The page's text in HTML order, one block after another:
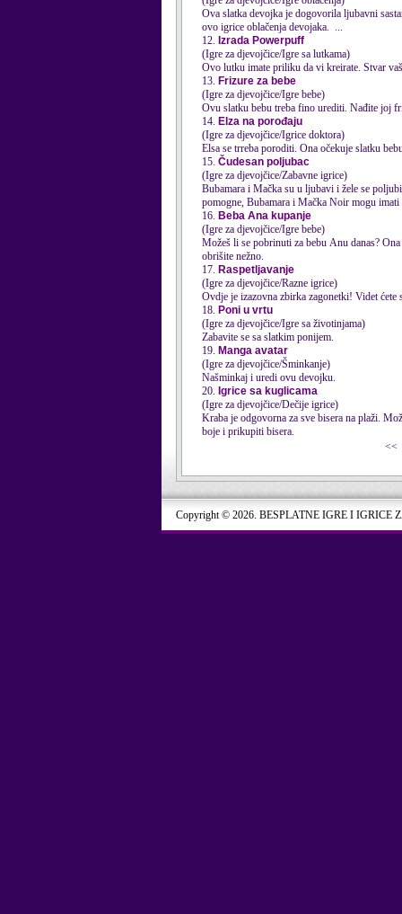
Ova slatka devojka je dogovorila ljubavni
ovo igrice oblačenja devojaka. ...
12. Izrada Powerpuff
(Igre za djevojčice/Igre sa lutkama)
Ovo lutku imate priliku da vi kreirate. Stvar
13. Frizure za bebe
(Igre za djevojčice/Igre bebe)
Ovu slatku bebu treba fino urediti. Nađite joj
14. Elza na porođaju
(Igre za djevojčice/Igrice doktora)
Elsa se trreba poroditi. Ona očekuje slatku
15. Čudesan poljubac
(Igre za djevojčice/Zabavne igrice)
Bubamara i Mačka su u ljubavi i žele se
pomogne, Bubamara i Mačka Noir mogu imati
16. Beba Ana kupanje
(Igre za djevojčice/Igre bebe)
Možeš li se pobrinuti za bebu Anu danas?
obrišite nežno.
17. Raspetljavanje
(Igre za djevojčice/Razne igrice)
Ovdje je izazovna zbirka zagonetki! Videt
18. Poni u vrtu
(Igre za djevojčice/Igre sa životinjama)
Zabavite se sa slatkim ponijem.
19. Manga avatar
(Igre za djevojčice/Šminkanje)
Našminkaj i uredi ovu devojku.
20. Igrice sa kuglicama
(Igre za djevojčice/Dečije igrice)
Kraba je odgovorna za sve bisera na plaži.
boje i prikupiti bisera.
<<
Copyright © 2026. BESPLATNE IGRE I IGRICE